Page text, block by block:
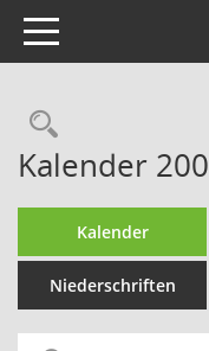
Toggle navigation
Kalender
Kalender
Niederschriften